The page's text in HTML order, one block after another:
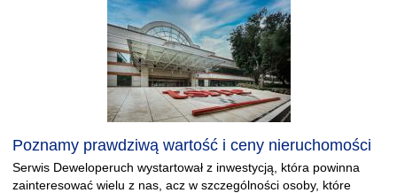
Poznamy prawdziwą wartość i ceny nieruchomości
Serwis Deweloperuch wystartował z inwestycją, która powinna
zainteresować wielu z nas, acz w szczególności osoby, które